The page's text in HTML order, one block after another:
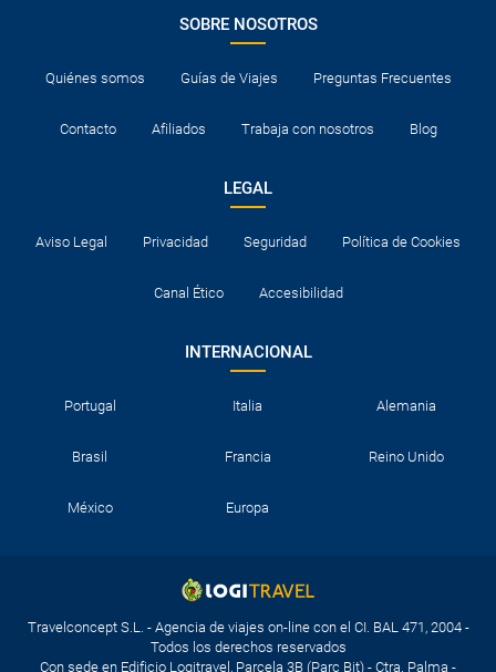
SOBRE NOSOTROS
Quiénes somos Guías de Viajes Preguntas Frecuentes
Contacto Afiliados Trabaja con nosotros Blog
LEGAL
Aviso Legal Privacidad Seguridad Política de Cookies
Canal Ético Accesibilidad
INTERNACIONAL
Portugal Italia Alemania
Brasil Francia Reino Unido
México Europa
Travelconcept S.L. - Agencia de viajes on-line con el CI. BAL 471, 2004 -
Todos los derechos reservados
Con sede en Edificio Logitravel, Parcela 3B (Parc Bit) - Ctra. Palma -